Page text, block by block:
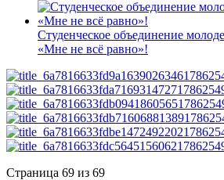
Студенческое объединение
«Мне не всё равно»!
Страница 69 из 69